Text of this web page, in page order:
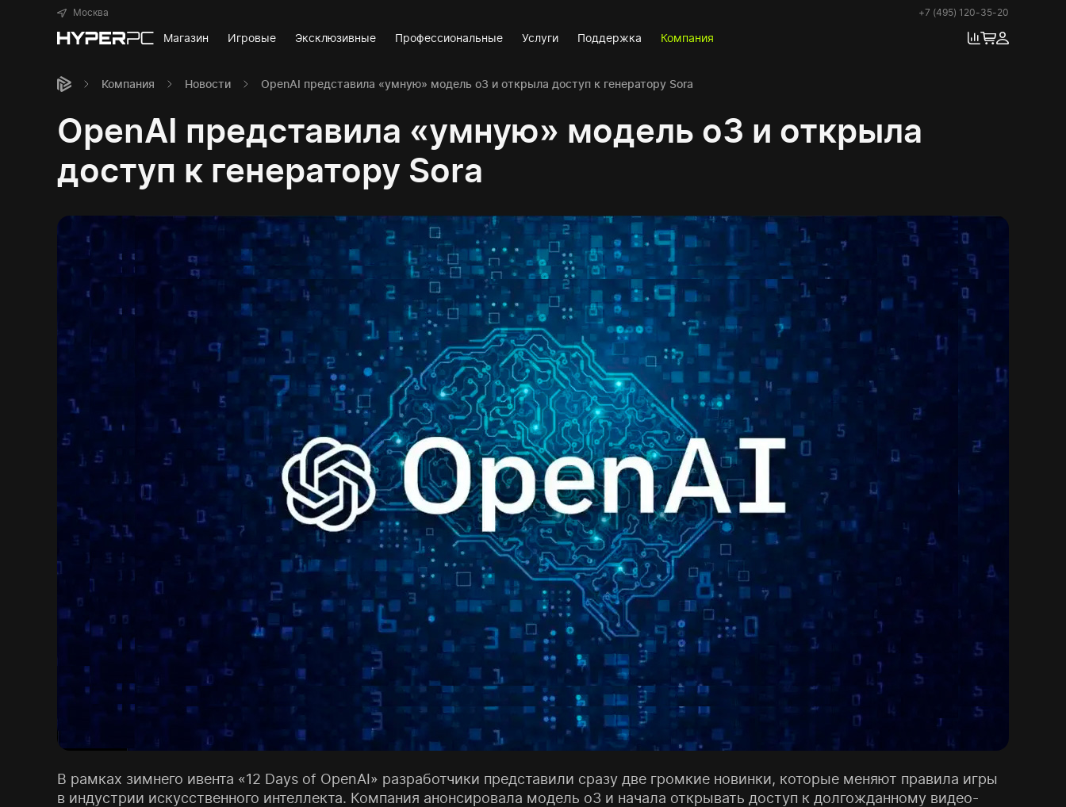
Москва +7 (495) 120-35-20
Магазин Игровые Эксклюзивные Профессиональные Услуги Поддержка Компания
Компания Новости OpenAI представила «умную» модель o3 и открыла доступ к генератору Sora
OpenAI представила «умную» модель o3 и открыла
доступ к генератору Sora
В рамках зимнего ивента «12 Days of OpenAI» разработчики представили сразу две громкие новинки, которые меняют правила игры
в индустрии искусственного интеллекта. Компания анонсировала модель o3 и начала открывать доступ к долгожданному видео-